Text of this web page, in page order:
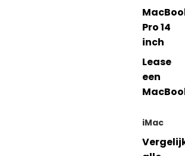
Pro 14
inch
Lease
een
iMac